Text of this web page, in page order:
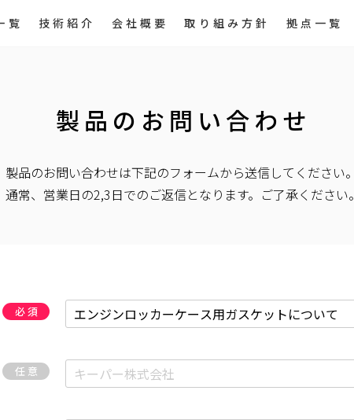
覧 技術紹介 会社概要 取り組み方針 拠点一覧
製品のお問い合わせ
製品のお問い合わせは下記のフォームから送信してください。
通常、営業日の2,3日でのご返信となります。ご了承ください。
必須
任意